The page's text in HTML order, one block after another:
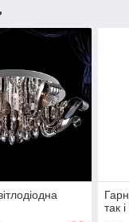
так